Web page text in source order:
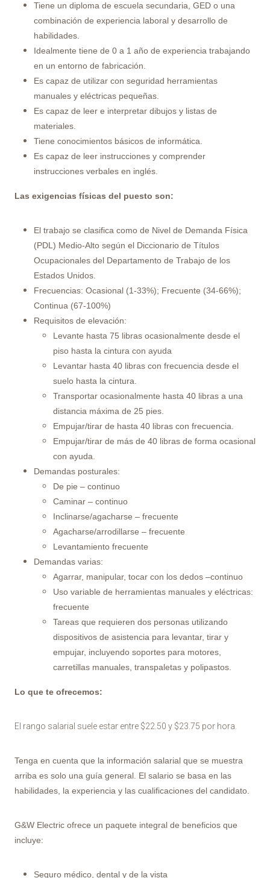
Tiene un diploma de escuela secundaria, GED o una
combinación de experiencia laboral y desarrollo de
habilidades.
Idealmente tiene de 0 a 1 año de experiencia trabajando
en un entorno de fabricación.
Es capaz de utilizar con seguridad herramientas
manuales y eléctricas pequeñas.
Es capaz de leer e interpretar dibujos y listas de
materiales.
Tiene conocimientos básicos de informática.
Es capaz de leer instrucciones y comprender
instrucciones verbales en inglés.
Las exigencias físicas del puesto son:
El trabajo se clasifica como de Nivel de Demanda Física
(PDL) Medio-Alto según el Diccionario de Títulos
Ocupacionales del Departamento de Trabajo de los
Estados Unidos.
Frecuencias: Ocasional (1-33%); Frecuente (34-66%);
Continua (67-100%)
Requisitos de elevación:
Levante hasta 75 libras ocasionalmente desde el
piso hasta la cintura con ayuda
Levantar hasta 40 libras con frecuencia desde el
suelo hasta la cintura.
Transportar ocasionalmente hasta 40 libras a una
distancia máxima de 25 pies.
Empujar/tirar de hasta 40 libras con frecuencia.
Empujar/tirar de más de 40 libras de forma ocasional
con ayuda.
Demandas posturales:
De pie – continuo
Caminar – continuo
Inclinarse/agacharse – frecuente
Agacharse/arrodillarse – frecuente
Levantamiento frecuente
Demandas varias:
Agarrar, manipular, tocar con los dedos –continuo
Uso variable de herramientas manuales y eléctricas:
frecuente
Tareas que requieren dos personas utilizando
dispositivos de asistencia para levantar, tirar y
empujar, incluyendo soportes para motores,
carretillas manuales, transpaletas y polipastos.
Lo que te ofrecemos:
El rango salarial suele estar entre $22.50 y $23.75 por hora.
Tenga en cuenta que la información salarial que se muestra
arriba es solo una guía general. El salario se basa en las
habilidades, la experiencia y las cualificaciones del candidato.
G&W Electric ofrece un paquete integral de beneficios que
incluye:
Seguro médico, dental y de la vista